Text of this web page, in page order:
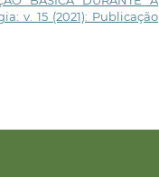
v. 15 (2021): Publicação